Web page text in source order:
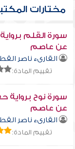
مختارات
سورة القلم
عن عاصم
القارىء ناصر
تقييم المادة:
سورة نوح
عن عاصم
القارىء ناصر
تقييم المادة: